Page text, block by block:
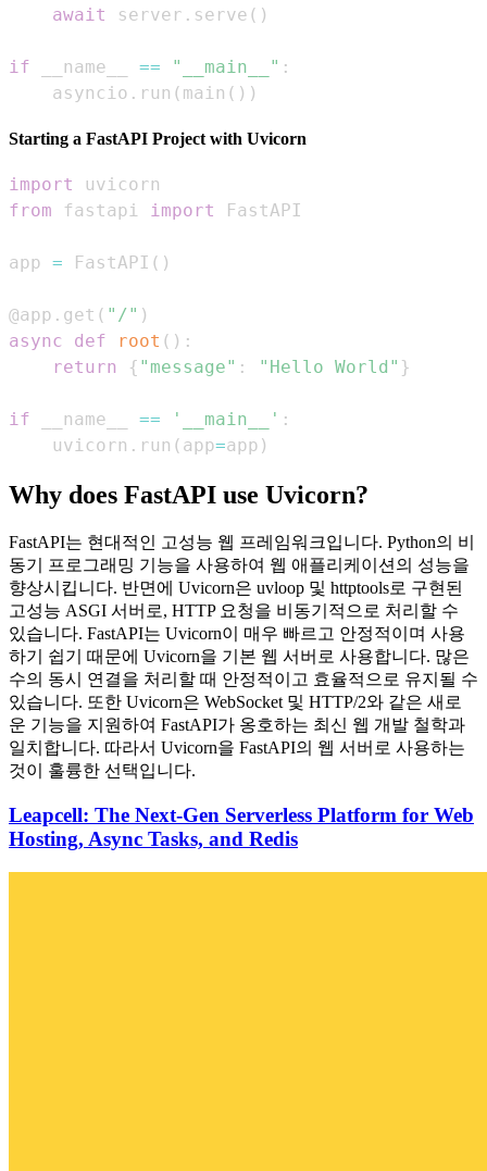
await
server . serve ( )
if __name__ == "__main__" :
    asyncio
. run ( main ( ) )
Starting a FastAPI Project with Uvicorn
import
from fastapi import
app = FastAPI ( )
@app . get ( "/" )
async
def root ( ) :
return
{ "message" : "Hello World" }
if __name__ == '__main__' :
    uvicorn
. run ( app=app )
Why does FastAPI use Uvicorn?
FastAPI는 현대적인 고성능 웹 프레임워크입니다. Python의 비
동기 프로그래밍 기능을 사용하여 웹 애플리케이션의 성능을
향상시킵니다. 반면에 Uvicorn은 uvloop 및 httptools로 구현된
고성능 ASGI 서버로, HTTP 요청을 비동기적으로 처리할 수
있습니다. FastAPI는 Uvicorn이 매우 빠르고 안정적이며 사용
하기 쉽기 때문에 Uvicorn을 기본 웹 서버로 사용합니다. 많은
수의 동시 연결을 처리할 때 안정적이고 효율적으로 유지될 수
있습니다. 또한 Uvicorn은 WebSocket 및 HTTP/2와 같은 새로
운 기능을 지원하여 FastAPI가 옹호하는 최신 웹 개발 철학과
일치합니다. 따라서 Uvicorn을 FastAPI의 웹 서버로 사용하는
것이 훌륭한 선택입니다.
Leapcell: The Next-Gen Serverless Platform for Web
Hosting, Async Tasks, and Redis